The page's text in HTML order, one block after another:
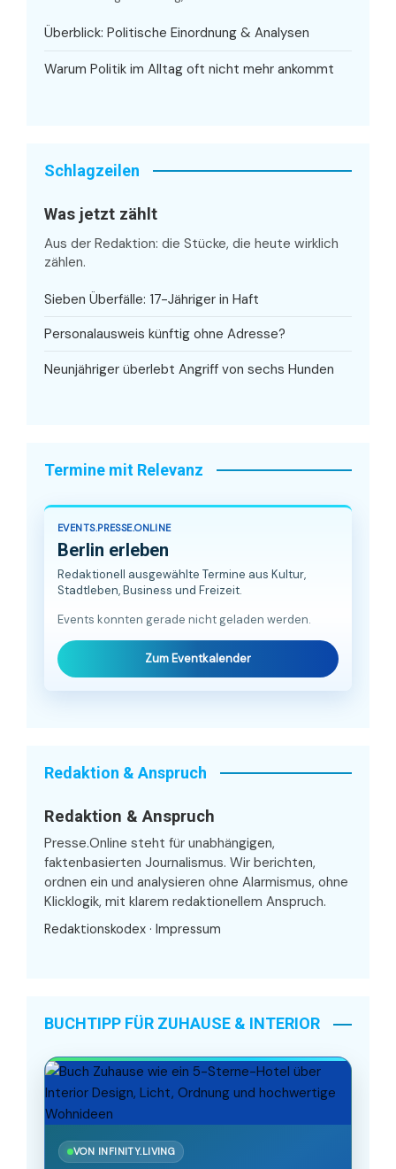
Überblick: Politische Einordnung & Analysen
Warum Politik im Alltag oft nicht mehr ankommt
Schlagzeilen
Was jetzt zählt
Aus der Redaktion: die Stücke, die heute wirklich
zählen.
Sieben Überfälle: 17-Jähriger in Haft
Personalausweis künftig ohne Adresse?
Neunjähriger überlebt Angriff von sechs Hunden
Termine mit Relevanz
EVENTS.PRESSE.ONLINE
Berlin erleben
Redaktionell ausgewählte Termine aus Kultur,
Stadtleben, Business und Freizeit.
Events konnten gerade nicht geladen werden.
Zum Eventkalender
Redaktion & Anspruch
Redaktion & Anspruch
Presse.Online steht für unabhängigen,
faktenbasierten Journalismus. Wir berichten,
ordnen ein und analysieren ohne Alarmismus, ohne
Klicklogik, mit klarem redaktionellem Anspruch.
Redaktionskodex · Impressum
BUCHTIPP FÜR ZUHAUSE & INTERIOR
VON INFINITY.LIVING